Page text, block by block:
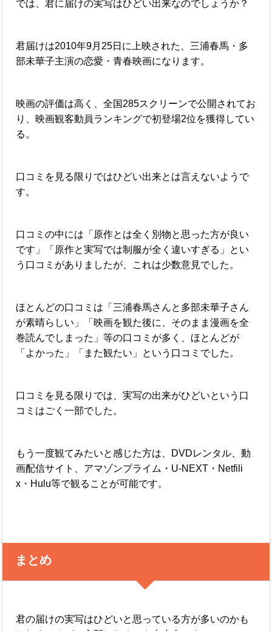
では、君に届けの実写はひどい出来なのでしょうか？
君届けは2010年9月25日に上映された、三浦春馬・多
部未華子主演の恋愛・青春映画になります。
映画の評価は高く、全国285スクリーンで公開されてお
り、映画観客動員ランキングで初登場2位を獲得してい
る。
口コミを見る限りではひどい出来とは言えないようで
す。
口コミの中には「原作とは全く別物と思った方が良い
です」「原作と実写では制服が全く違いすぎる」とい
う口コミがありましたが、これは少数意見でした。
ほとんどの口コミは「三浦春馬さんと多部未華子さん
が素晴らしい」「映画を観た後に、そのまま漫画を全
巻読んでしまった」等の口コミが多く、ほとんどが
「よかった」「また観たい」という口コミでした。
口コミを見る限りでは、実写の出来がひどいという口
コミはごく一部でした。
もう一度観てみたいと感じた方は、DVDレンタル、動
画配信サイト、アマゾンプライム・U-NEXT・Netfili
x・Hulu等で観ることが可能です。
まとめ
君の届けの実写はひどいと思っている方が多いのかも